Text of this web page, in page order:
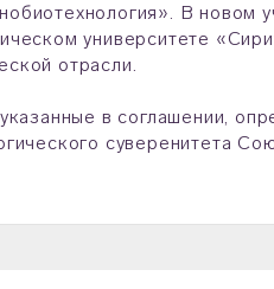
В новом
университете
отрасли.
в соглашении,
суверенитета